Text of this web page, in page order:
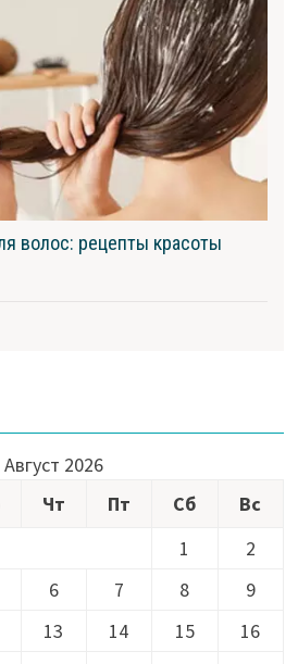
волос: рецепты красоты
Август 2026
Чт Пт Сб
Вс
1
2
6 7 8
9
13 14 15
16